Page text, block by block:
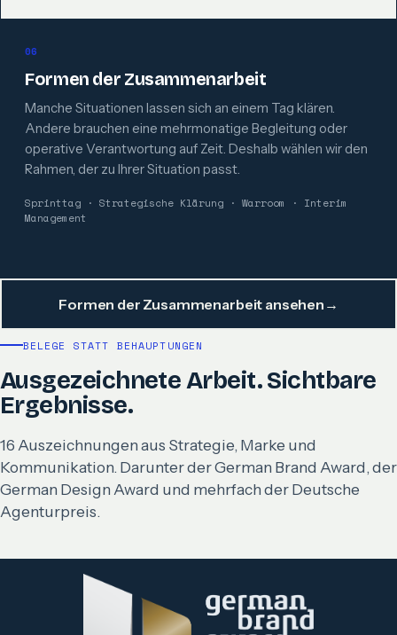
06
Formen der Zusammenarbeit
Manche Situationen lassen sich an einem Tag klären.
Andere brauchen eine mehrmonatige Begleitung oder
operative Verantwortung auf Zeit. Deshalb wählen wir den
Rahmen, der zu Ihrer Situation passt.
Sprinttag · Strategische Klärung · Warroom · Interim
Management
Formen der Zusammenarbeit ansehen →
BELEGE STATT BEHAUPTUNGEN
Ausgezeichnete Arbeit. Sichtbare
Ergebnisse.
16 Auszeichnungen aus Strategie, Marke und
Kommunikation. Darunter der German Brand Award, der
German Design Award und mehrfach der Deutsche
Agenturpreis.